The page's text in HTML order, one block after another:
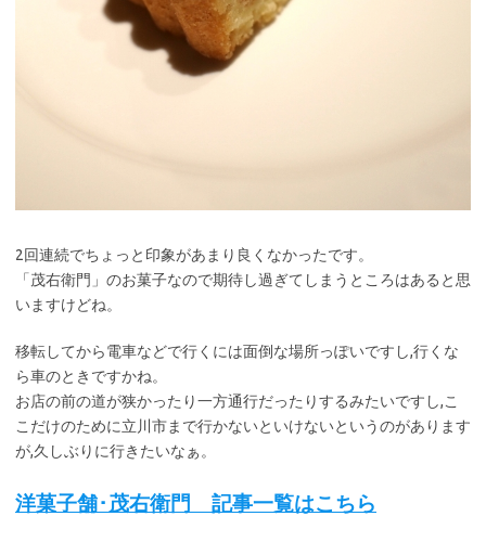
2回連続でちょっと印象があまり良くなかったです。
「茂右衛門」のお菓子なので期待し過ぎてしまうところはあると思
いますけどね。
移転してから電車などで行くには面倒な場所っぽいですし,行くな
ら車のときですかね。
お店の前の道が狭かったり一方通行だったりするみたいですし,こ
こだけのために立川市まで行かないといけないというのがあります
が,久しぶりに行きたいなぁ。
洋菓子舗･茂右衛門 記事一覧はこちら